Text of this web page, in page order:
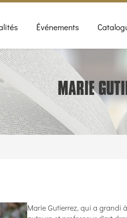
Événements
MARIE
Marie Gutierrez, qui a grandi